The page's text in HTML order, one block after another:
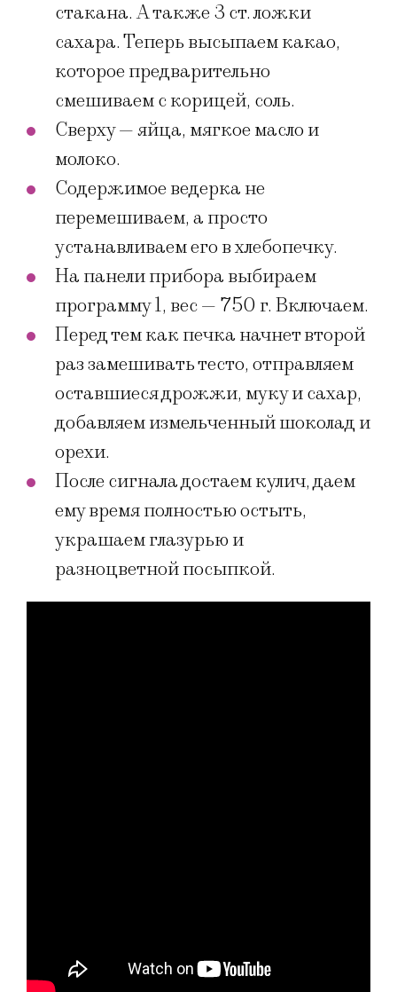
стакана. А также 3 ст. ложки
сахара. Теперь высыпаем какао,
которое предварительно
смешиваем с корицей, соль.
Сверху — яйца, мягкое масло и
молоко.
Содержимое ведерка не
перемешиваем, а просто
устанавливаем его в хлебопечку.
На панели прибора выбираем
программу 1, вес — 750 г. Включаем.
Перед тем как печка начнет второй
раз замешивать тесто, отправляем
оставшиеся дрожжи, муку и сахар,
добавляем измельченный шоколад и
орехи.
После сигнала достаем кулич, даем
ему время полностью остыть,
украшаем глазурью и
разноцветной посыпкой.